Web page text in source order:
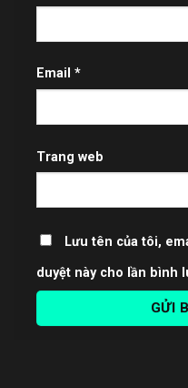
Email *
Trang web
Lưu tên của tôi,
duyệt này cho lần bình